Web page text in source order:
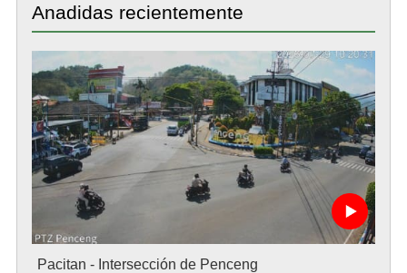
Anadidas recientemente
Pacitan - Intersección de Penceng